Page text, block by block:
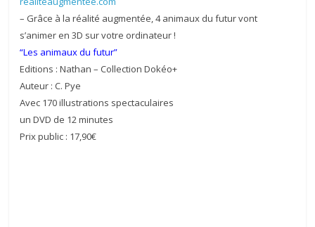
– Grâce à la réalité augmentée, 4 animaux du futur vont
s’animer en 3D sur votre ordinateur !
“Les animaux du futur”
Editions : Nathan – Collection Dokéo+
Auteur : C. Pye
Avec 170 illustrations spectaculaires
un DVD de 12 minutes
Prix public : 17,90€